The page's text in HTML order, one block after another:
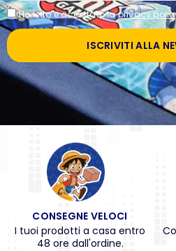
Ho letto e accettato laprivacy
ISCRIVITI ALLA
CONSEGNE VELOCI
I tuoi prodotti a casa entro
48 ore dall'ordine.